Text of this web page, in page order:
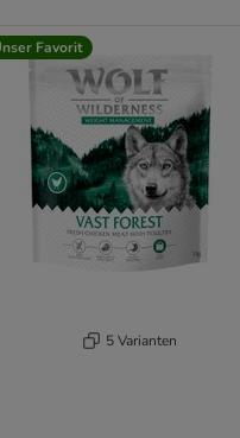
Favorit
5 Varianten